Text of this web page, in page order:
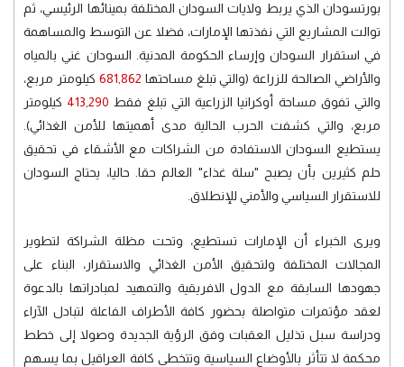
بورتسودان الذي يربط ولايات السودان المختلفة بمينائها الرئيسي، ثم
توالت المشاريع التي نفذتها الإمارات، فضلا عن التوسط والمساهمة
في استقرار السودان وإرساء الحكومة المدنية. السودان غني بالمياه
والأراضي الصالحة للزراعة (والتي تبلغ مساحتها 681,862 كيلومتر مربع،
والتي تفوق مساحة أوكرانيا الزراعية التي تبلغ فقط 413,290 كيلومتر
مربع، والتي كشفت الحرب الحالية مدى أهميتها للأمن الغذائي).
يستطيع السودان الاستفادة من الشراكات مع الأشقاء في تحقيق
حلم كثيرين بأن يصبح "سلة غذاء" العالم حقا. حاليا، يحتاج السودان
للاستقرار السياسي والأمني للإنطلاق.
ويرى الخبراء أن الإمارات تستطيع، وتحت مظلة الشراكة لتطوير
المجالات المختلفة ولتحقيق الأمن الغذائي والاستقرار، البناء على
جهودها السابقة مع الدول الافريقية والتمهيد لمبادراتها بالدعوة
لعقد مؤتمرات متواصلة بحضور كافة الأطراف الفاعلة لتبادل الآراء
ودراسة سبل تذليل العقبات وفق الرؤية الجديدة وصولا إلى خطط
محكمة لا تتأثر بالأوضاع السياسية وتتخطى كافة العراقيل بما يسهم